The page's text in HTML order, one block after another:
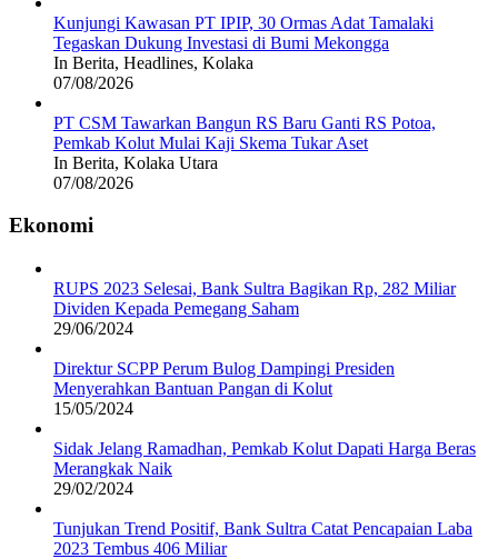
Kunjungi Kawasan PT IPIP, 30 Ormas Adat Tamalaki
Tegaskan Dukung Investasi di Bumi Mekongga
In Berita, Headlines, Kolaka
07/08/2026
PT CSM Tawarkan Bangun RS Baru Ganti RS Potoa,
Pemkab Kolut Mulai Kaji Skema Tukar Aset
In Berita, Kolaka Utara
07/08/2026
Ekonomi
RUPS 2023 Selesai, Bank Sultra Bagikan Rp, 282 Miliar
Dividen Kepada Pemegang Saham
29/06/2024
Direktur SCPP Perum Bulog Dampingi Presiden
Menyerahkan Bantuan Pangan di Kolut
15/05/2024
Sidak Jelang Ramadhan, Pemkab Kolut Dapati Harga Beras
Merangkak Naik
29/02/2024
Tunjukan Trend Positif, Bank Sultra Catat Pencapaian Laba
2023 Tembus 406 Miliar